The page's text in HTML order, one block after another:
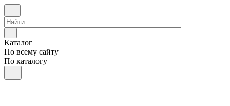
Каталог
По всему сайту
По каталогу